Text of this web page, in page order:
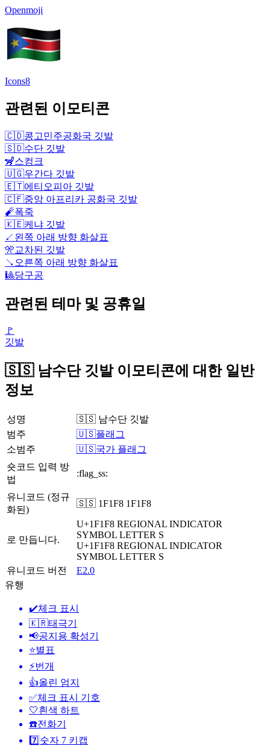
Openmoji
Icons8
관련된 이모티콘
🇨🇩콩고민주공화국 깃발
🇸🇩수단 깃발
🦨스컹크
🇺🇬우간다 깃발
🇪🇹에티오피아 깃발
🇨🇫중앙 아프리카 공화국 깃발
🧨폭죽
🇰🇪케냐 깃발
↙️ 왼쪽 아래 방향 화살표
🎌교차된 깃발
↘️ 오른쪽 아래 방향 화살표
🎱당구공
관련된 테마 및 공휴일
🚩
깃발
🇸🇸 남수단 깃발 이모티콘에 대한 일반
정보
성명
🇸🇸 남수단 깃발
범주
🇺🇸플래그
소범주
🇺🇸국가 플래그
숏코드 입력 방
법
:flag_ss:
유니코드 (정규
화된)
🇸🇸 1F1F8 1F1F8
로 만듭니다.
U+1F1F8 REGIONAL INDICATOR
SYMBOL LETTER S
U+1F1F8 REGIONAL INDICATOR
SYMBOL LETTER S
유니코드 버전
E2.0
유행
✔️체크 표시
🇰🇷태극기
📢공지용 확성기
⭐별표
⚡번개
👍올린 엄지
✅체크 표시 기호
🤍흰색 하트
☎️전화기
7️⃣ 숫자 7 키캡